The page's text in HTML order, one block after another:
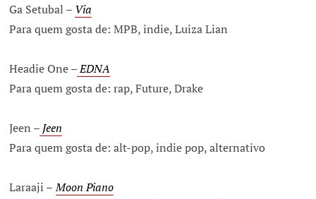
Ga Setubal – Via
Para quem gosta de: MPB, indie, Luiza Lian
Headie One –EDNA
Para quem gosta de: rap, Future, Drake
Jeen – Jeen
Para quem gosta de: alt-pop, indie pop, alternativo
Laraaji – Moon Piano